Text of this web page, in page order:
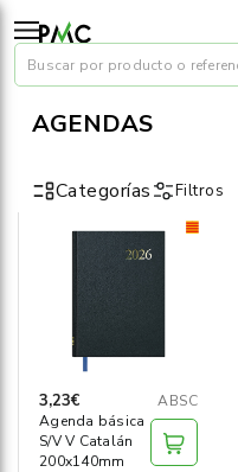
Audiovisuales
Tinta y tóner
Buscar por producto o
AGENDAS
Categorías Filtros
3,23€
ABSC
Agenda básica
S/V V Catalán
200x140mm